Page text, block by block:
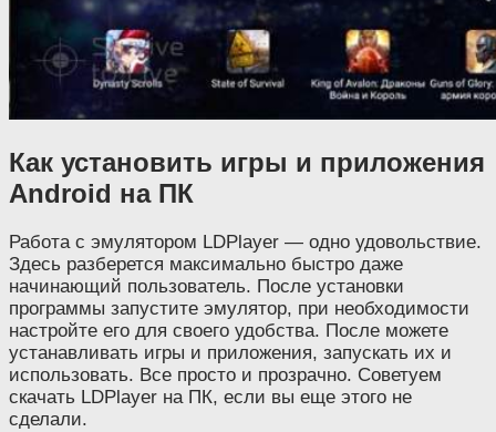
Как установить игры и приложения
Android на ПК
Работа с эмулятором LDPlayer — одно удовольствие.
Здесь разберется максимально быстро даже
начинающий пользователь. После установки
программы запустите эмулятор, при необходимости
настройте его для своего удобства. После можете
устанавливать игры и приложения, запускать их и
использовать. Все просто и прозрачно. Советуем
скачать LDPlayer на ПК, если вы еще этого не
сделали.